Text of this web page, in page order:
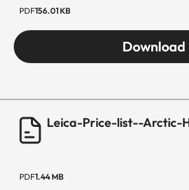
PDF156.01 KB
Download
Leica-Price-list--Arctic-
PDF1.44 MB